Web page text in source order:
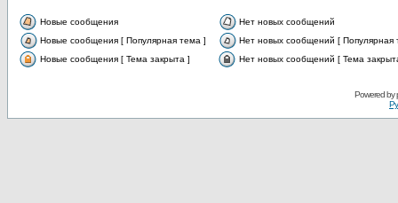
Новые сообщения
Нет новых сообщений
Новые сообщения [ Популярная тема ]
Нет новых сообщений [ Популярная
Новые сообщения [ Тема закрыта ]
Нет новых сообщений [ Тема
Powered by